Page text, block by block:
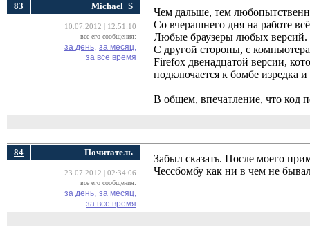
83 Michael_S
10.07.2012 | 12:51:10
все его сообщения:
за день, за месяц,
за все время
Чем дальше, тем
Со вчерашнего дня на работе
Любые браузеры любых версий.
С другой стороны, с
Firefox двенадцатой версии,
подключается к бомбе изредка
В общем, впечатление, что код
84 Почитатель
23.07.2012 | 02:34:06
все его сообщения:
за день, за месяц,
за все время
Забыл сказать. После моего
Чессбомбу как ни в чем не